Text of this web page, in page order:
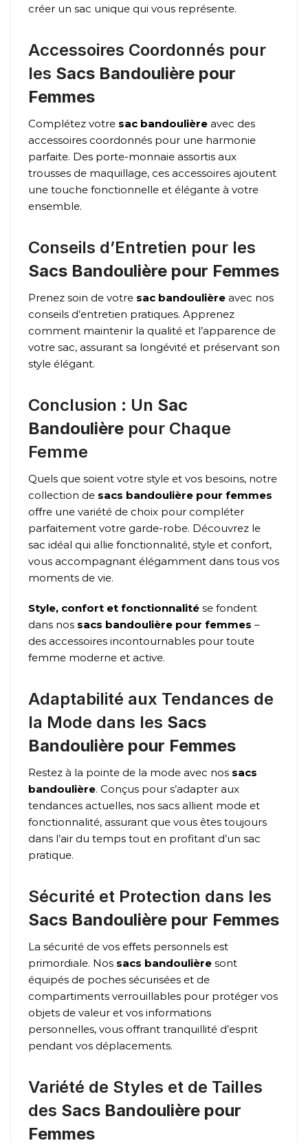
créer un sac unique qui vous représente.
Accessoires Coordonnés pour
les Sacs Bandoulière pour
Femmes
Complétez votre sac bandoulière avec des
accessoires coordonnés pour une harmonie
parfaite. Des porte-monnaie assortis aux
trousses de maquillage, ces accessoires ajoutent
une touche fonctionnelle et élégante à votre
ensemble.
Conseils d’Entretien pour les
Sacs Bandoulière pour Femmes
Prenez soin de votre sac bandoulière avec nos
conseils d’entretien pratiques. Apprenez
comment maintenir la qualité et l’apparence de
votre sac, assurant sa longévité et préservant son
style élégant.
Conclusion : Un Sac
Bandoulière pour Chaque
Femme
Quels que soient votre style et vos besoins, notre
collection de sacs bandoulière pour femmes
offre une variété de choix pour compléter
parfaitement votre garde-robe. Découvrez le
sac idéal qui allie fonctionnalité, style et confort,
vous accompagnant élégamment dans tous vos
moments de vie.
Style, confort et fonctionnalité se fondent
dans nos sacs bandoulière pour femmes –
des accessoires incontournables pour toute
femme moderne et active.
Adaptabilité aux Tendances de
la Mode dans les Sacs
Bandoulière pour Femmes
Restez à la pointe de la mode avec nos sacs
bandoulière. Conçus pour s’adapter aux
tendances actuelles, nos sacs allient mode et
fonctionnalité, assurant que vous êtes toujours
dans l’air du temps tout en profitant d’un sac
pratique.
Sécurité et Protection dans les
Sacs Bandoulière pour Femmes
La sécurité de vos effets personnels est
primordiale. Nos sacs bandoulière sont
équipés de poches sécurisées et de
compartiments verrouillables pour protéger vos
objets de valeur et vos informations
personnelles, vous offrant tranquillité d’esprit
pendant vos déplacements.
Variété de Styles et de Tailles
des Sacs Bandoulière pour
Femmes